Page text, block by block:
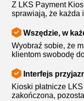
Z LKS Payment
sprawiają, że każda
Wszędzie, w
Wyobraź sobie, że
klientom swobodę
Interfejs
Kioski płatnicze
zakończona,